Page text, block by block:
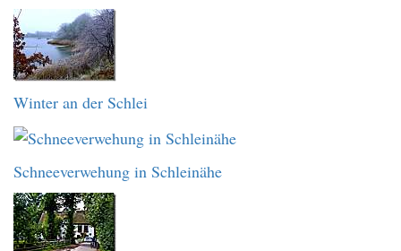
Winter an der Schlei
Schneeverwehung in Schleinähe